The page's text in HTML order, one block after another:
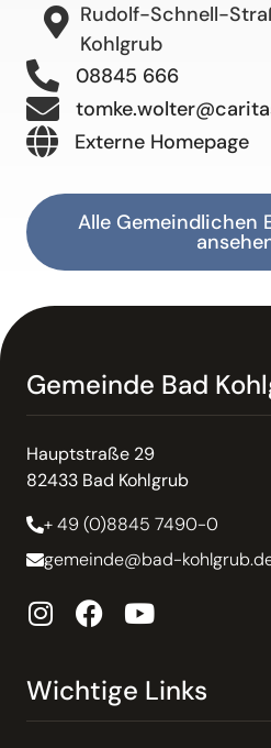
Rudolf-Schnell-
Kohlgrub
08845 666
Externe Homepage
Alle Gemeindlichen
Gemeinde Bad
Hauptstraße 29
82433 Bad Kohlgrub
+ 49 (0)8845 7490-0
gemeinde@bad-
Wichtige Links